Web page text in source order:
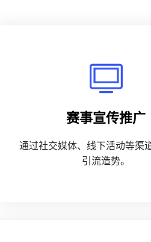
赛事宣传推广
通过社交媒体、线下活动等渠
引流造势。